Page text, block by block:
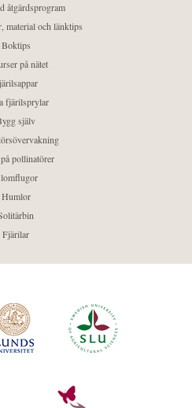
åtgärdsprogram
material och länktips
Boktips
på nätet
fjärilsprylar
själv
pollinatörer
Humlor
Fjärilar